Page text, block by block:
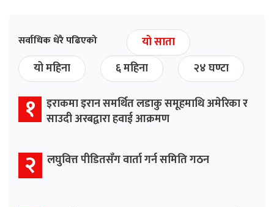
सर्वाधिक धेरै पढिएको
यो साता
यो महिना
६ महिना २४ घण्टा
१ इराकमा इरान समर्थित लडाकु समूहमाथि अमेरिका र
साउदी अरबद्वारा हवाई आक्रमण
२ लघुवित्त पीडितसँग वार्ता गर्न समिति गठन